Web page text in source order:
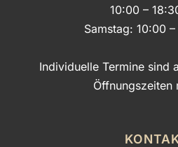
10:00 –
Samstag: 10:00
Individuelle Termine sind
Öffnungszeiten